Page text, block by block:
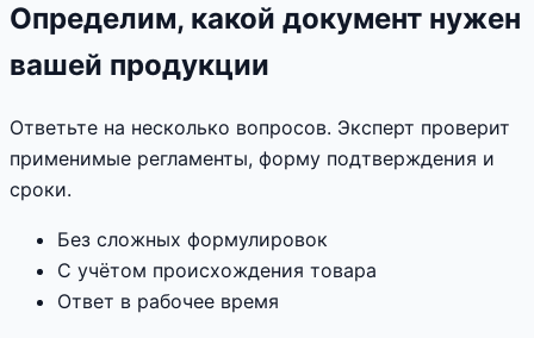
Определим, какой документ нужен
вашей продукции
Ответьте на несколько вопросов. Эксперт проверит
применимые регламенты, форму подтверждения и
сроки.
Без сложных формулировок
С учётом происхождения товара
Ответ в рабочее время